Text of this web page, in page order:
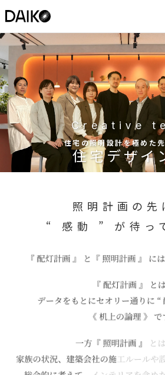
Creative
住宅の照明設計を極めた
住宅デザイ
照明計画の先
“ 感動 ” が待っ